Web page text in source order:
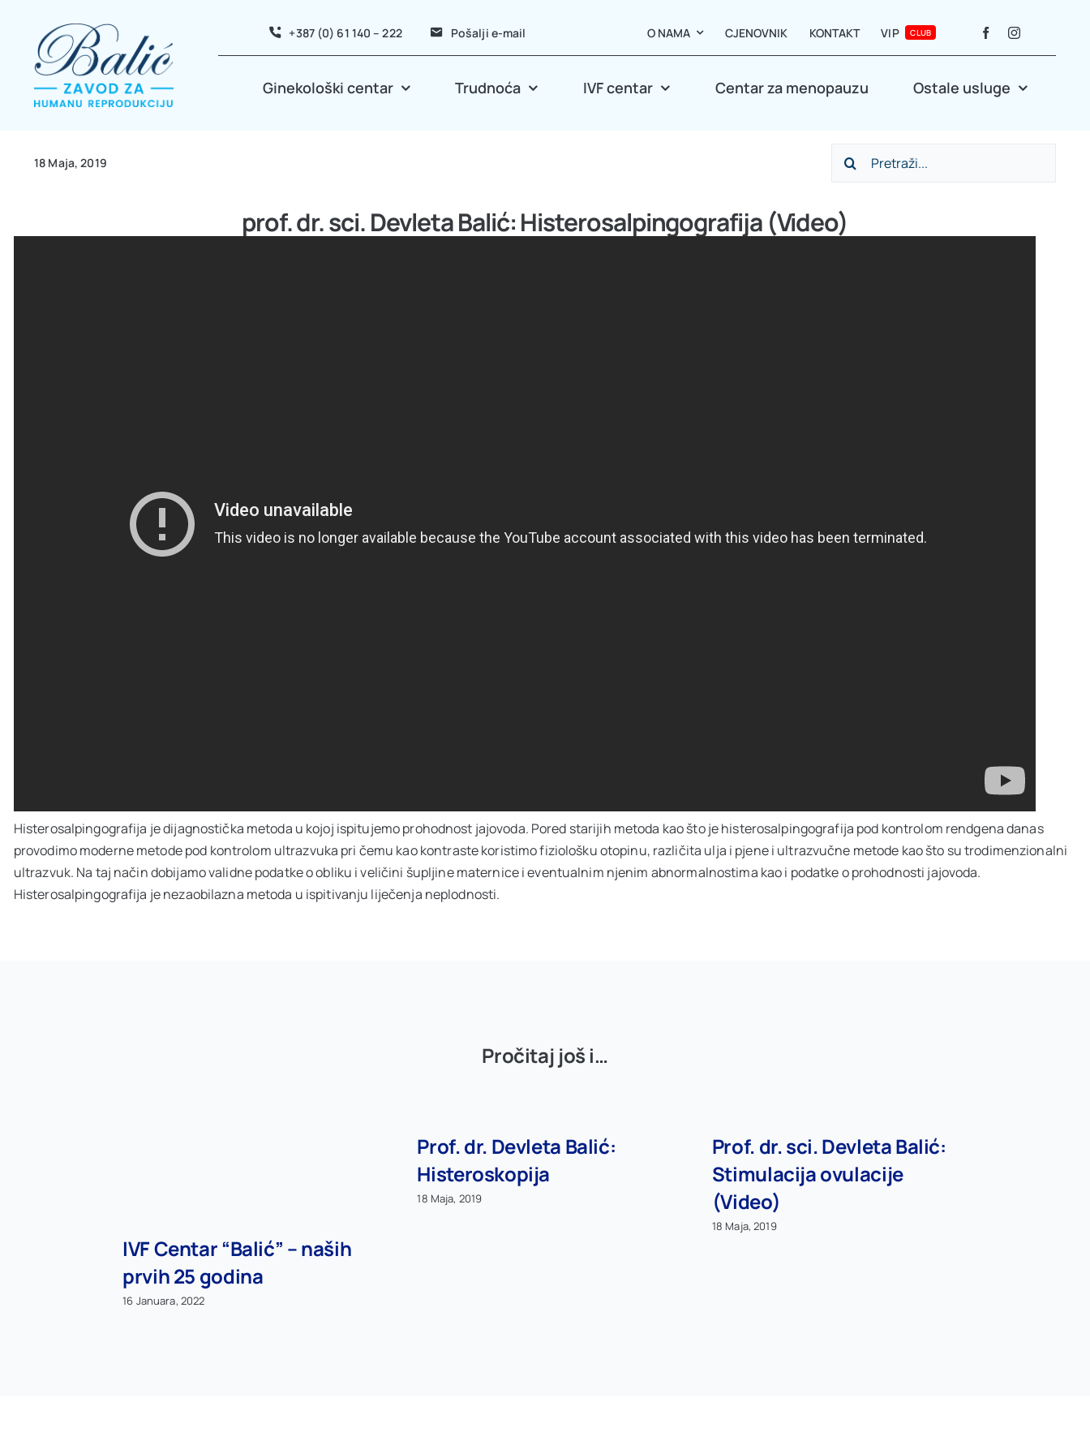
content
+387 (0) 61 140 – 222 Pošalji e-mail O NAMA CJENOVNIK KONTAKT VIP CLUB
Ginekološki centar Trudnoća IVF centar Centar za menopauzu Ostale usluge
18 Maja, 2019
Search
prof. dr. sci. Devleta Balić: Histerosalpingografija (Video)
Histerosalpingografija je dijagnostička metoda u kojoj ispitujemo prohodnost jajovoda. Pored starijih metoda kao što je histerosalpingografija pod kontrolom rendgena danas
provodimo moderne metode pod kontrolom ultrazvuka pri čemu kao kontraste koristimo fiziološku otopinu, različita ulja i pjene i ultrazvučne metode kao što su trodimenzionalni
ultrazvuk. Na taj način dobijamo validne podatke o obliku i veličini šupljine maternice i eventualnim njenim abnormalnostima kao i podatke o prohodnosti jajovoda.
Histerosalpingografija je nezaobilazna metoda u ispitivanju liječenja neplodnosti.
Pročitaj još i…
IVF Centar “Balić” – naših
prvih 25 godina
16 Januara, 2022
Prof. dr. Devleta Balić:
Histeroskopija
18 Maja, 2019
Prof. dr. sci. Devleta Balić:
Stimulacija ovulacije
(Video)
18 Maja, 2019